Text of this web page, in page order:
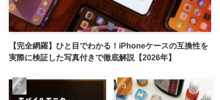
【完全網羅】ひと目でわかる！iPhoneケースの互換性を
実際に検証した写真付きで徹底解説【2026年】